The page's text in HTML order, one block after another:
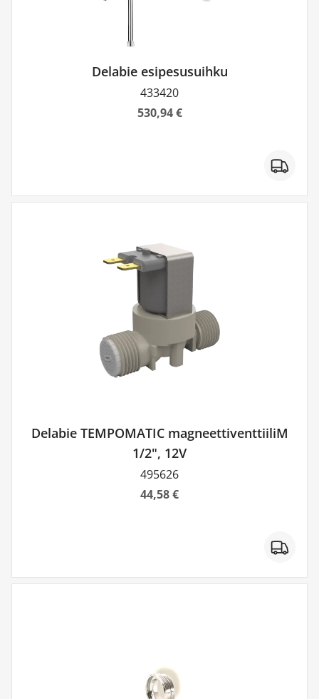
Delabie esipesusuihku
433420
530,94 €
Delabie TEMPOMATIC magneettiventtiiliM
1/2", 12V
495626
44,58 €